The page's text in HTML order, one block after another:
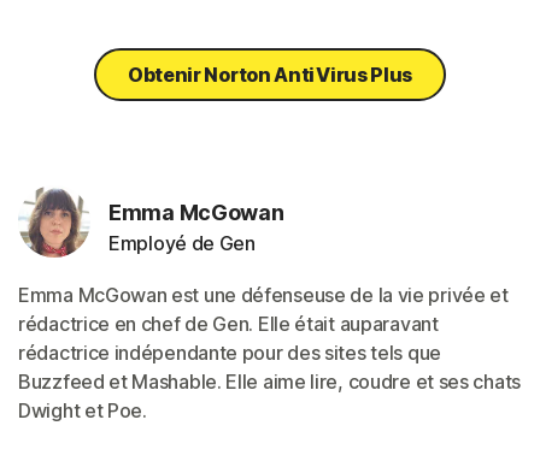
Obtenir Norton AntiVirus Plus
Emma McGowan
Employé de Gen
Emma McGowan est une défenseuse de la vie privée et
rédactrice en chef de Gen. Elle était auparavant
rédactrice indépendante pour des sites tels que
Buzzfeed et Mashable. Elle aime lire, coudre et ses chats
Dwight et Poe.